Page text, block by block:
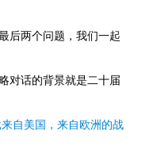
后两个问题，我们一起
对话的背景就是二十届
自美国，来自欧洲的战